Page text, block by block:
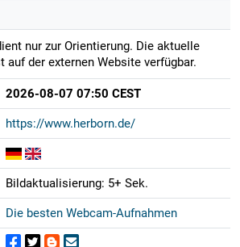
nur zur Orientierung. Die aktuelle
auf der externen Website verfügbar.
2026-08-07 07:50 CEST
https://www.herborn.de/
Bildaktualisierung: 5+ Sek.
Die besten Webcam-Aufnahmen